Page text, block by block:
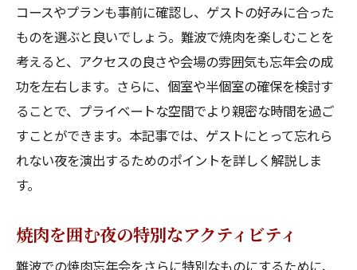
コースやプランも事前に確認し、ゲストの好みに合った
ものを選ぶと良いでしょう。難波で焼肉を楽しむことを
考えると、アクセスの良さや会場の雰囲気も忘年会の成
功を左右します。さらに、個室や半個室の確保を検討す
ることで、プライベートな空間でより親密な時間を過ご
すことができます。本記事では、ゲストにとって忘れら
れない夜を演出するためのポイントを詳しく解説しま
す。
焼肉を囲む夜の特別なアクティビティ
難波での焼肉忘年会をさらに特別なものにするために、